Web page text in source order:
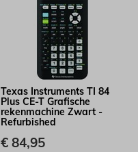
Texas Instruments TI 84
Plus CE-T Grafische
rekenmachine Zwart -
Refurbished
€ 84,95